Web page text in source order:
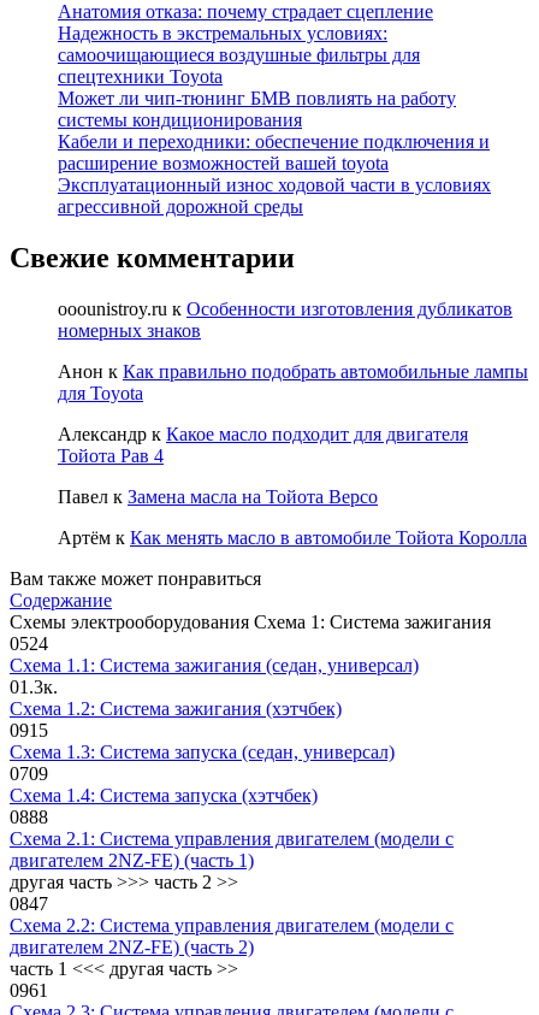
Анатомия отказа: почему страдает сцепление
Надежность в экстремальных условиях:
самоочищающиеся воздушные фильтры для
спецтехники Toyota
Может ли чип-тюнинг БМВ повлиять на работу
системы кондиционирования
Кабели и переходники: обеспечение подключения и
расширение возможностей вашей toyota
Эксплуатационный износ ходовой части в условиях
агрессивной дорожной среды
Свежие комментарии
ooounistroy.ru к Особенности изготовления дубликатов
номерных знаков
Анон к Как правильно подобрать автомобильные лампы
для Toyota
Александр к Какое масло подходит для двигателя
Тойота Рав 4
Павел к Замена масла на Тойота Версо
Артём к Как менять масло в автомобиле Тойота Королла
Вам также может понравиться
Содержание
Схемы электрооборудования Схема 1: Система зажигания
0524
Схема 1.1: Система зажигания (седан, универсал)
01.3к.
Схема 1.2: Система зажигания (хэтчбек)
0915
Схема 1.3: Система запуска (седан, универсал)
0709
Схема 1.4: Система запуска (хэтчбек)
0888
Схема 2.1: Система управления двигателем (модели с
двигателем 2NZ-FE) (часть 1)
другая часть >>> часть 2 >>
0847
Схема 2.2: Система управления двигателем (модели с
двигателем 2NZ-FE) (часть 2)
часть 1 <<< другая часть >>
0961